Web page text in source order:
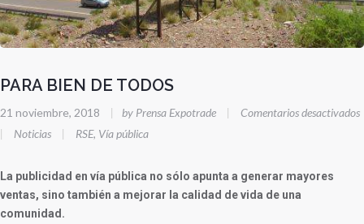
PARA BIEN DE TODOS
21 noviembre, 2018 | by Prensa Expotrade | Comentarios desactivados
| Noticias | RSE, Vía pública
La publicidad en vía pública no sólo apunta a generar mayores
ventas, sino también a mejorar la calidad de vida de una
comunidad.